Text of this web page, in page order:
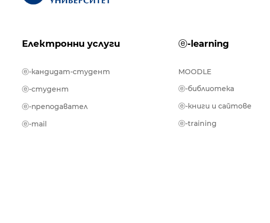
Електронни услуги ⓔ-learning
ⓔ-кандидат-студент
ⓔ-студент
ⓔ-преподавател
ⓔ-mail
MOODLE
ⓔ-библиотека
ⓔ-книги и сайтове
ⓔ-training